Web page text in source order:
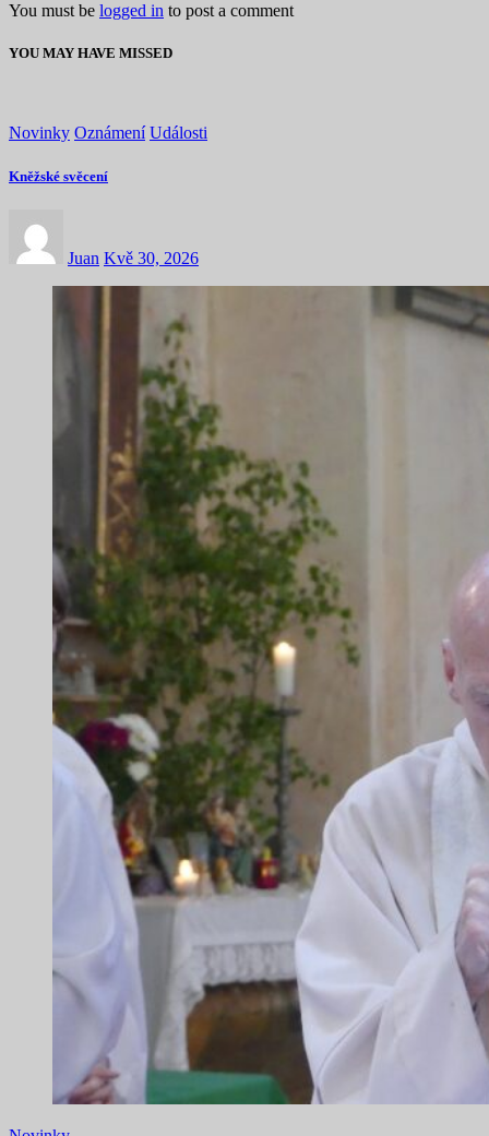
You must be logged in to post a comment
YOU MAY HAVE MISSED
Novinky Oznámení Události
Kněžské svěcení
Juan Kvě 30, 2026